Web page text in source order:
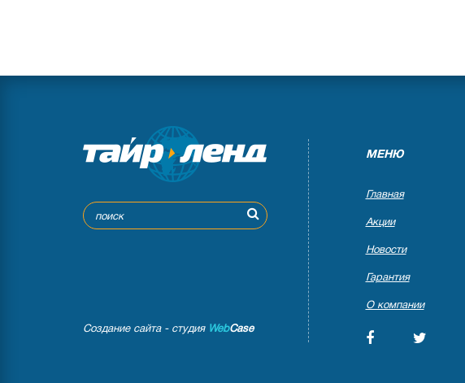
Создание сайта - студия WebCase
МЕНЮ
Главная
Акции
Новости
Гарантия
О компании